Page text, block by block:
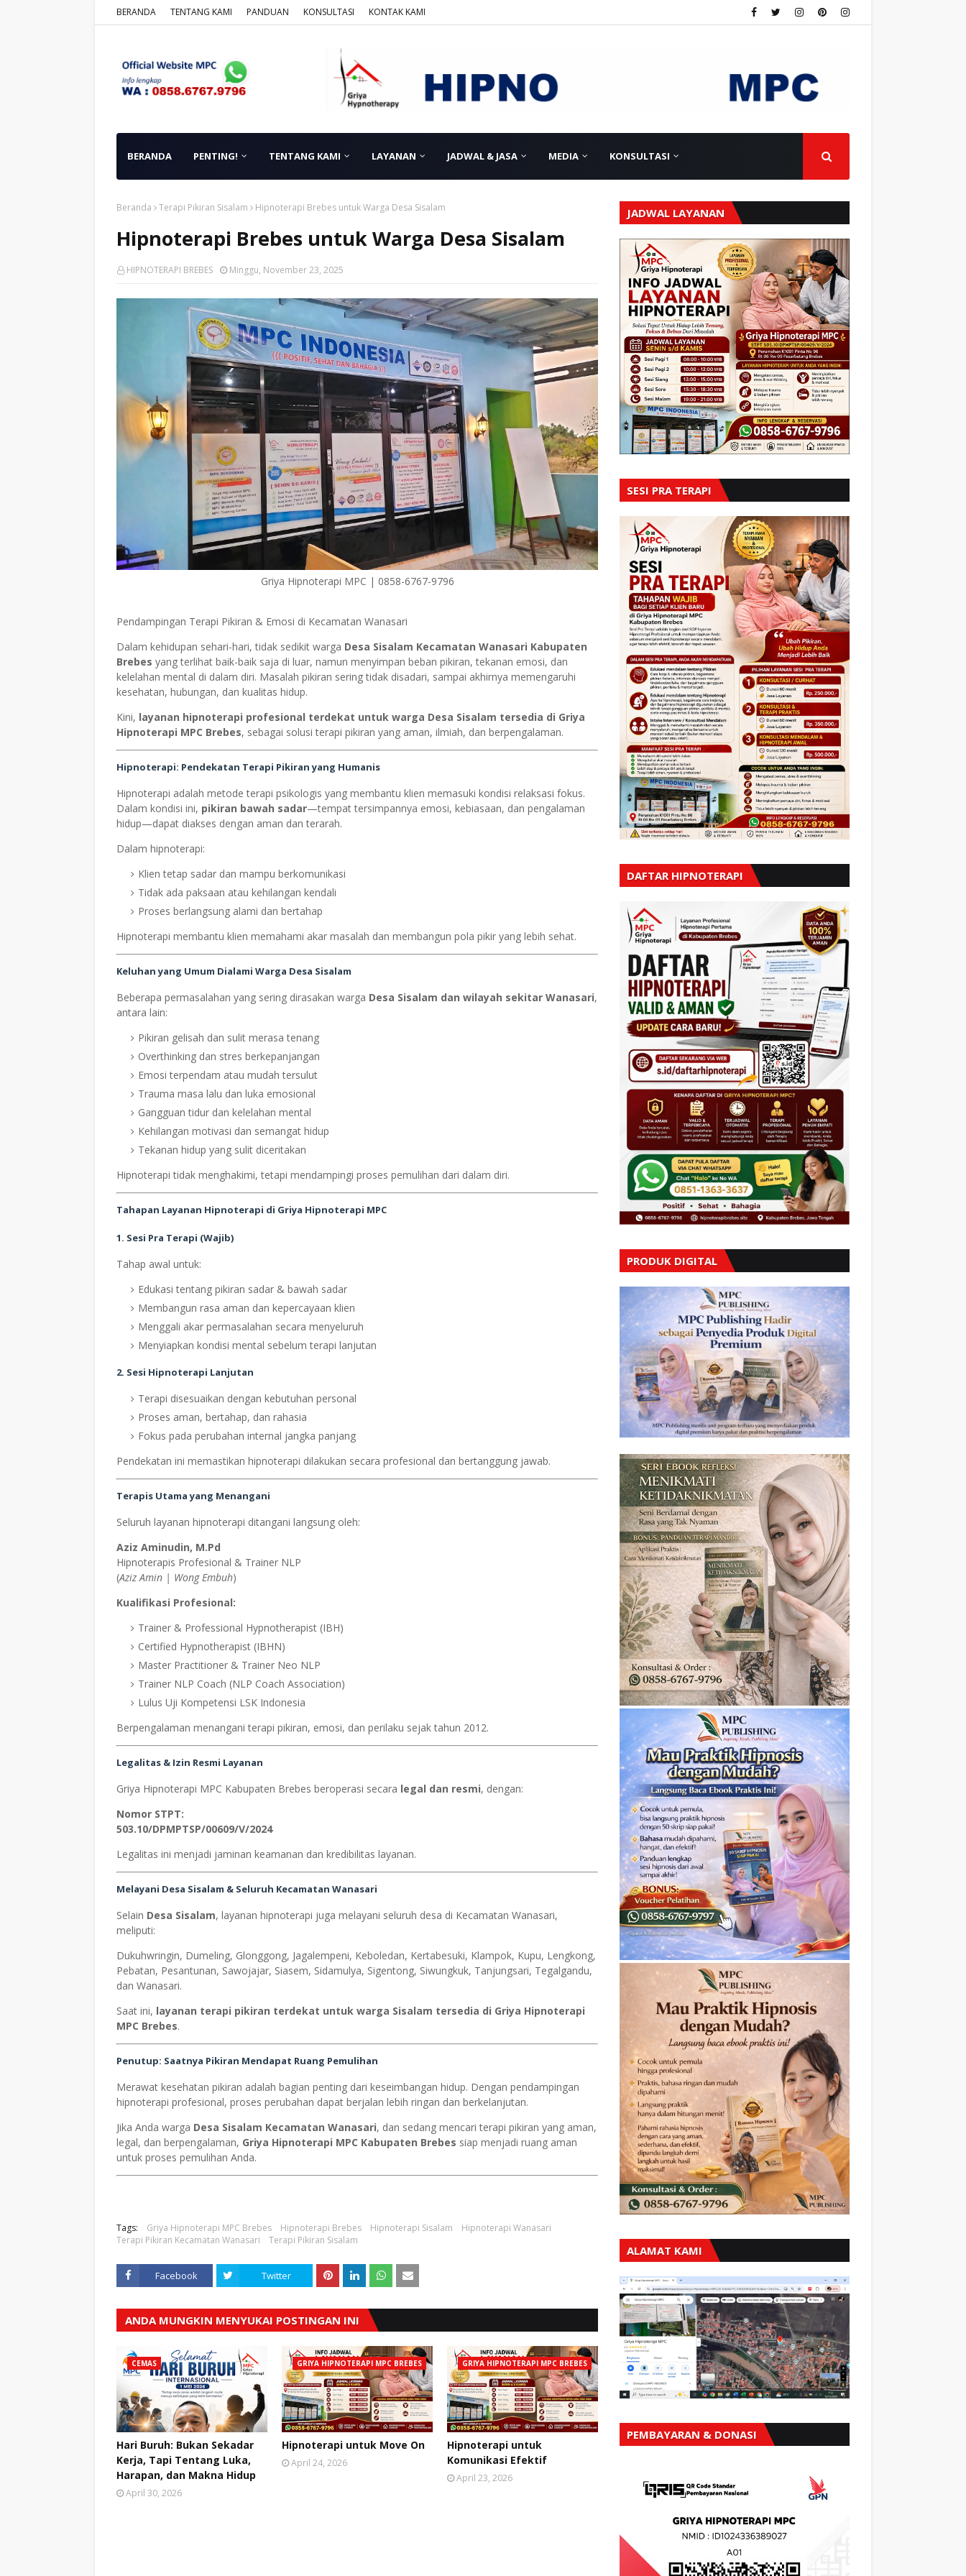
BERANDA TENTANG KAMI PANDUAN KONSULTASI KONTAK KAMI
BERANDA PENTING! TENTANG KAMI LAYANAN JADWAL & JASA MEDIA KONSULTASI
Beranda Terapi Pikiran Sisalam Hipnoterapi Brebes untuk Warga Desa Sisalam
Hipnoterapi Brebes untuk Warga Desa Sisalam
HIPNOTERAPI BREBES Minggu, November 23, 2025
Griya Hipnoterapi MPC | 0858-6767-9796
Pendampingan Terapi Pikiran & Emosi di Kecamatan Wanasari
Dalam kehidupan sehari-hari, tidak sedikit warga Desa Sisalam Kecamatan Wanasari Kabupaten
Brebes yang terlihat baik-baik saja di luar, namun menyimpan beban pikiran, tekanan emosi, dan
kelelahan mental di dalam diri. Masalah pikiran sering tidak disadari, sampai akhirnya memengaruhi
kesehatan, hubungan, dan kualitas hidup.
Kini, layanan hipnoterapi profesional terdekat untuk warga Desa Sisalam tersedia di Griya
Hipnoterapi MPC Brebes, sebagai solusi terapi pikiran yang aman, ilmiah, dan berpengalaman.
Hipnoterapi: Pendekatan Terapi Pikiran yang Humanis
Hipnoterapi adalah metode terapi psikologis yang membantu klien memasuki kondisi relaksasi fokus.
Dalam kondisi ini, pikiran bawah sadar—tempat tersimpannya emosi, kebiasaan, dan pengalaman
hidup—dapat diakses dengan aman dan terarah.
Dalam hipnoterapi:
Klien tetap sadar dan mampu berkomunikasi
Tidak ada paksaan atau kehilangan kendali
Proses berlangsung alami dan bertahap
Hipnoterapi membantu klien memahami akar masalah dan membangun pola pikir yang lebih sehat.
Keluhan yang Umum Dialami Warga Desa Sisalam
Beberapa permasalahan yang sering dirasakan warga Desa Sisalam dan wilayah sekitar Wanasari,
antara lain:
Pikiran gelisah dan sulit merasa tenang
Overthinking dan stres berkepanjangan
Emosi terpendam atau mudah tersulut
Trauma masa lalu dan luka emosional
Gangguan tidur dan kelelahan mental
Kehilangan motivasi dan semangat hidup
Tekanan hidup yang sulit diceritakan
Hipnoterapi tidak menghakimi, tetapi mendampingi proses pemulihan dari dalam diri.
Tahapan Layanan Hipnoterapi di Griya Hipnoterapi MPC
1. Sesi Pra Terapi (Wajib)
Tahap awal untuk:
Edukasi tentang pikiran sadar & bawah sadar
Membangun rasa aman dan kepercayaan klien
Menggali akar permasalahan secara menyeluruh
Menyiapkan kondisi mental sebelum terapi lanjutan
2. Sesi Hipnoterapi Lanjutan
Terapi disesuaikan dengan kebutuhan personal
Proses aman, bertahap, dan rahasia
Fokus pada perubahan internal jangka panjang
Pendekatan ini memastikan hipnoterapi dilakukan secara profesional dan bertanggung jawab.
Terapis Utama yang Menangani
Seluruh layanan hipnoterapi ditangani langsung oleh:
Aziz Aminudin, M.Pd
Hipnoterapis Profesional & Trainer NLP
(Aziz Amin | Wong Embuh)
Kualifikasi Profesional:
Trainer & Professional Hypnotherapist (IBH)
Certified Hypnotherapist (IBHN)
Master Practitioner & Trainer Neo NLP
Trainer NLP Coach (NLP Coach Association)
Lulus Uji Kompetensi LSK Indonesia
Berpengalaman menangani terapi pikiran, emosi, dan perilaku sejak tahun 2012.
Legalitas & Izin Resmi Layanan
Griya Hipnoterapi MPC Kabupaten Brebes beroperasi secara legal dan resmi, dengan:
Nomor STPT:
503.10/DPMPTSP/00609/V/2024
Legalitas ini menjadi jaminan keamanan dan kredibilitas layanan.
Melayani Desa Sisalam & Seluruh Kecamatan Wanasari
Selain Desa Sisalam, layanan hipnoterapi juga melayani seluruh desa di Kecamatan Wanasari,
meliputi:
Dukuhwringin, Dumeling, Glonggong, Jagalempeni, Keboledan, Kertabesuki, Klampok, Kupu, Lengkong,
Pebatan, Pesantunan, Sawojajar, Siasem, Sidamulya, Sigentong, Siwungkuk, Tanjungsari, Tegalgandu,
dan Wanasari.
Saat ini, layanan terapi pikiran terdekat untuk warga Sisalam tersedia di Griya Hipnoterapi
MPC Brebes.
Penutup: Saatnya Pikiran Mendapat Ruang Pemulihan
Merawat kesehatan pikiran adalah bagian penting dari keseimbangan hidup. Dengan pendampingan
hipnoterapi profesional, proses perubahan dapat berjalan lebih ringan dan berkelanjutan.
Jika Anda warga Desa Sisalam Kecamatan Wanasari, dan sedang mencari terapi pikiran yang aman,
legal, dan berpengalaman, Griya Hipnoterapi MPC Kabupaten Brebes siap menjadi ruang aman
untuk proses pemulihan Anda.
Tags: Griya Hipnoterapi MPC Brebes Hipnoterapi Brebes Hipnoterapi Sisalam
Hipnoterapi Wanasari
Terapi Pikiran Kecamatan Wanasari
Terapi Pikiran Sisalam
Facebook Twitter
ANDA MUNGKIN MENYUKAI POSTINGAN INI
CEMAS
Hari Buruh: Bukan Sekadar
Kerja, Tapi Tentang Luka,
Harapan, dan Makna Hidup
April 30, 2026
GRIYA HIPNOTERAPI MPC BREBES
Hipnoterapi untuk Move On
April 24, 2026
GRIYA HIPNOTERAPI MPC BREBES
Hipnoterapi untuk
Komunikasi Efektif
April 23, 2026
JADWAL LAYANAN
SESI PRA TERAPI
DAFTAR HIPNOTERAPI
PRODUK DIGITAL
ALAMAT KAMI
PEMBAYARAN & DONASI